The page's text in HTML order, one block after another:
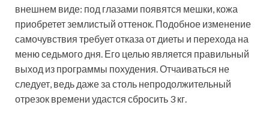
внешнем виде: под глазами появятся мешки, кожа
приобретет землистый оттенок. Подобное изменение
самочувствия требует отказа от диеты и перехода на
меню седьмого дня. Его целью является правильный
выход из программы похудения. Отчаиваться не
следует, ведь даже за столь непродолжительный
отрезок времени удастся сбросить 3 кг.